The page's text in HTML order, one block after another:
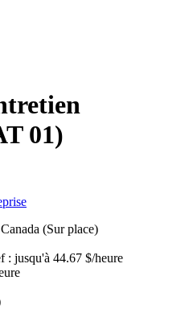
01)
(Sur place)
: jusqu'à 44.67 $/heure